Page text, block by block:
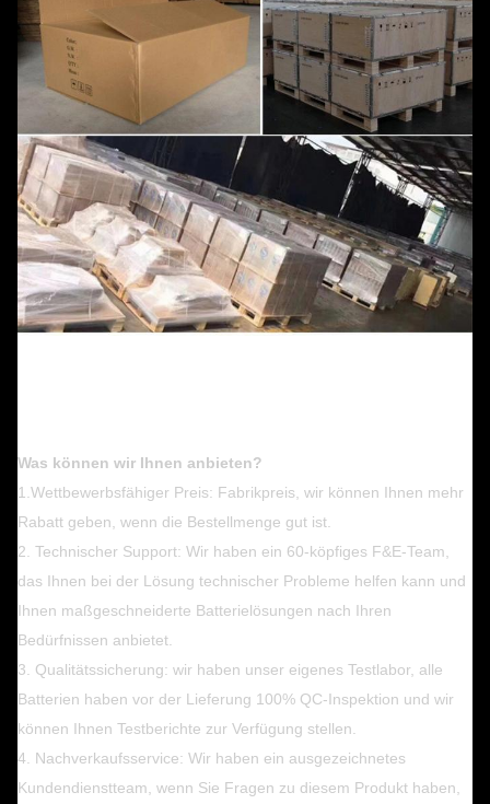
Was können wir Ihnen anbieten?
1.Wettbewerbsfähiger Preis: Fabrikpreis, wir können Ihnen mehr
Rabatt geben, wenn die Bestellmenge gut ist.
2. Technischer Support: Wir haben ein 60-köpfiges F&E-Team,
das Ihnen bei der Lösung technischer Probleme helfen kann und
Ihnen maßgeschneiderte Batterielösungen nach Ihren
Bedürfnissen anbietet.
3. Qualitätssicherung: wir haben unser eigenes Testlabor, alle
Batterien haben vor der Lieferung 100% QC-Inspektion und wir
können Ihnen Testberichte zur Verfügung stellen.
4. Nachverkaufsservice: Wir haben ein ausgezeichnetes
Kundendienstteam, wenn Sie Fragen zu diesem Produkt haben,